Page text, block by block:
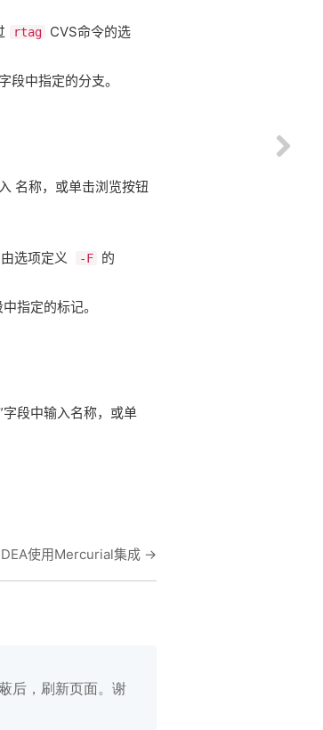
rtag
CVS命令的选
中指定的分支。
名称，或单击浏览按钮
选项定义
-F 的
指定的标记。
段中输入名称，或单
使用Mercurial集成 →
后，刷新页面。谢